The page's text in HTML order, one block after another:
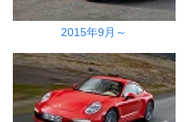
2015年9月～